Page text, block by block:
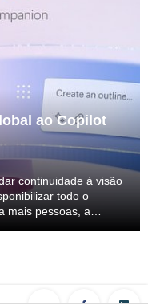
ao Copilot
continuidade à visão
todo o
mais pessoas, a